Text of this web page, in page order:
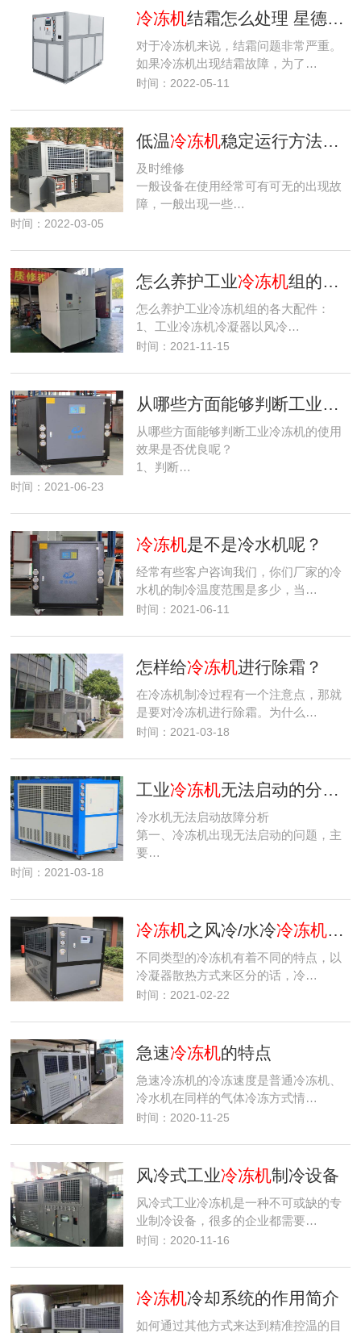
冷冻机结霜怎么处理 星德在线解答
对于冷冻机来说，结霜问题非常严重。
如果冷冻机出现结霜故障，为了…
时间：2022-05-11
低温冷冻机稳定运行方法有哪些？
及时维修
一般设备在使用经常可有可无的出现故
障，一般出现一些…
时间：2022-03-05
怎么养护工业冷冻机组的各大配件？
怎么养护工业冷冻机组的各大配件：
1、工业冷冻机冷凝器以风冷…
时间：2021-11-15
从哪些方面能够判断工业
冷冻
从哪些方面能够判断工业冷冻机的使用
效果是否优良呢？
1、判断…
时间：2021-06-23
冷冻机是不是冷水机呢？
经常有些客户咨询我们，你们厂家的冷
水机的制冷温度范围是多少，当…
时间：2021-06-11
怎样给冷冻机进行除霜？
在冷冻机制冷过程有一个注意点，那就
是要对冷冻机进行除霜。为什么…
时间：2021-03-18
工业冷冻机无法启动的分析与处理方法
冷水机无法启动故障分析
第一、冷冻机出现无法启动的问题，主
要…
时间：2021-03-18
冷冻机之风冷/水冷冷冻机的
不同类型的冷冻机有着不同的特点，以
冷凝器散热方式来区分的话，冷…
时间：2021-02-22
急速冷冻机的特点
急速冷冻机的冷冻速度是普通冷冻机、
冷水机在同样的气体冷冻方式情…
时间：2020-11-25
风冷式工业冷冻机制冷设备
风冷式工业冷冻机是一种不可或缺的专
业制冷设备，很多的企业都需要…
时间：2020-11-16
冷冻机冷却系统的作用简介
如何通过其他方式来达到精准控温的目